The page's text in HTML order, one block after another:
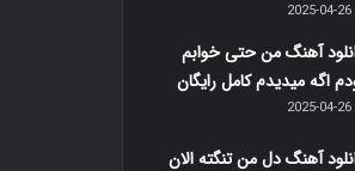
2025-04-26
آهنگ من حتی خوابم
اگه میدیدم کامل رایگان
2025-04-26
آهنگ دل من تنگته الان